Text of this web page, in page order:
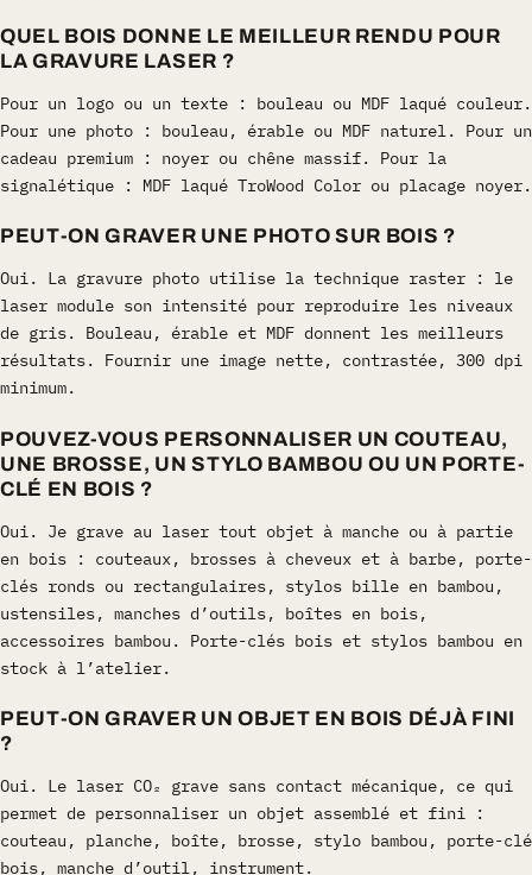
QUEL BOIS DONNE LE MEILLEUR RENDU POUR
LA GRAVURE LASER ?
Pour un logo ou un texte : bouleau ou MDF laqué couleur.
Pour une photo : bouleau, érable ou MDF naturel. Pour un
cadeau premium : noyer ou chêne massif. Pour la
signalétique : MDF laqué TroWood Color ou placage noyer.
PEUT-ON GRAVER UNE PHOTO SUR BOIS ?
Oui. La gravure photo utilise la technique raster : le
laser module son intensité pour reproduire les niveaux
de gris. Bouleau, érable et MDF donnent les meilleurs
résultats. Fournir une image nette, contrastée, 300 dpi
minimum.
POUVEZ-VOUS PERSONNALISER UN COUTEAU,
UNE BROSSE, UN STYLO BAMBOU OU UN PORTE-
CLÉ EN BOIS ?
Oui. Je grave au laser tout objet à manche ou à partie
en bois : couteaux, brosses à cheveux et à barbe, porte-
clés ronds ou rectangulaires, stylos bille en bambou,
ustensiles, manches d’outils, boîtes en bois,
accessoires bambou. Porte-clés bois et stylos bambou en
stock à l’atelier.
PEUT-ON GRAVER UN OBJET EN BOIS DÉJÀ FINI
?
Oui. Le laser CO₂ grave sans contact mécanique, ce qui
permet de personnaliser un objet assemblé et fini :
couteau, planche, boîte, brosse, stylo bambou, porte-clé
bois, manche d’outil, instrument.